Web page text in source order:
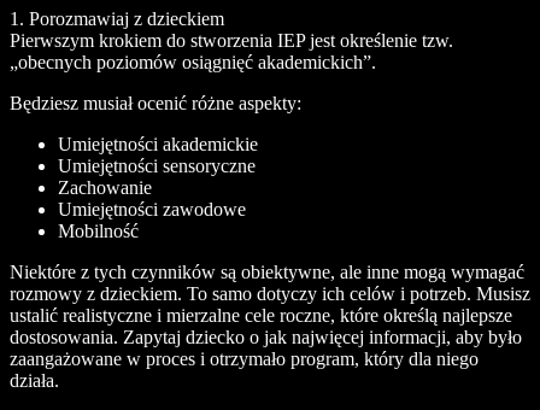
1. Porozmawiaj z dzieckiem
Pierwszym krokiem do stworzenia IEP jest określenie tzw.
„obecnych poziomów osiągnięć akademickich”.
Będziesz musiał ocenić różne aspekty:
Umiejętności akademickie
Umiejętności sensoryczne
Zachowanie
Umiejętności zawodowe
Mobilność
Niektóre z tych czynników są obiektywne, ale inne mogą wymagać
rozmowy z dzieckiem. To samo dotyczy ich celów i potrzeb. Musisz
ustalić realistyczne i mierzalne cele roczne, które określą najlepsze
dostosowania. Zapytaj dziecko o jak najwięcej informacji, aby było
zaangażowane w proces i otrzymało program, który dla niego
działa.